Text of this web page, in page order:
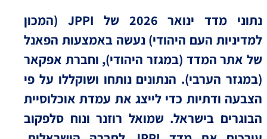
נתוני מדד ינואר 2026 של JPPI (המכון
למדיניות העם היהודי) נעשה באמצעות הפאנל
של אתר המדד (במגזר היהודי), וחברת אפקאר
(במגזר הערבי). הנתונים נותחו ושוקללו על פי
הצבעה ודתיות כדי לייצג את עמדת אוכלוסיית
הבוגרים בישראל. שמואל רוזנר ונוח סלפקוב